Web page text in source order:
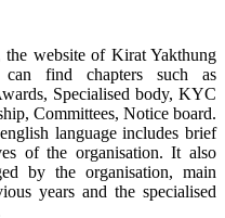
website of Kirat Yakthung
find chapters such as
Specialised body, KYC
Committees, Notice board.
language includes brief
of the organisation. It also
by the organisation, main
years and the specialised